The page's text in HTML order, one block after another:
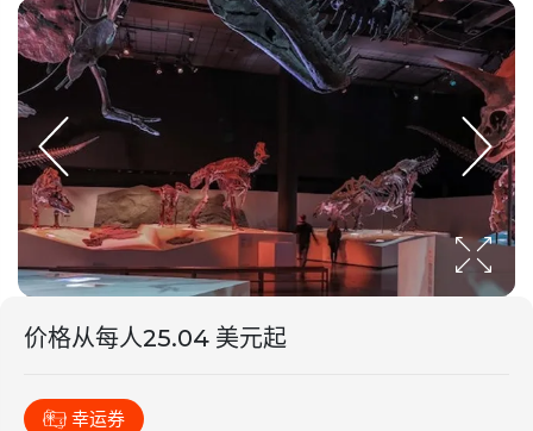
价格从每人25.04 美元起
幸运券